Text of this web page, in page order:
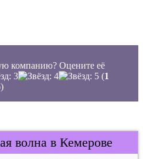
компанию? Оцените её
(1
волна в Кемерове